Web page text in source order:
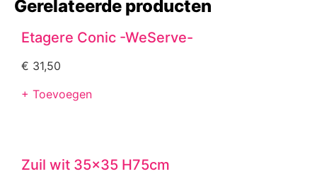
Gerelateerde producten
Etagere Conic -WeServe-
€ 31,50
+ Toevoegen
Zuil wit 35×35 H75cm